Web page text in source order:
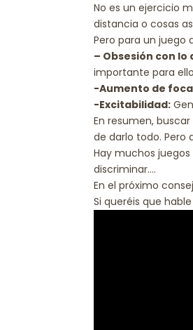
No es un ejercicio
distancia o cosas
Pero para un juego
– Obsesión con
importante para
-Aumento de
-Excitabilidad:
En resumen,
de darlo todo. Pero
Hay muchos
discriminar….
En el próximo
Si queréis que